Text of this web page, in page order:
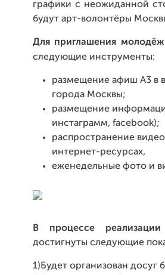
графики с неожиданной
будут арт-волонтёры
Для приглашения
следующие инструменты:
размещение афиш А3 в
города Москвы;
размещение
инстаграмм, facebook);
распространение
интернет-ресурсах,
еженедельные фото и
В процессе реализации
достигнуты следующие
1)Будет организован